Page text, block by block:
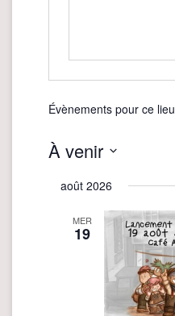
Évènements pour ce lieu
À venir
uneaoût 2026
MER
19